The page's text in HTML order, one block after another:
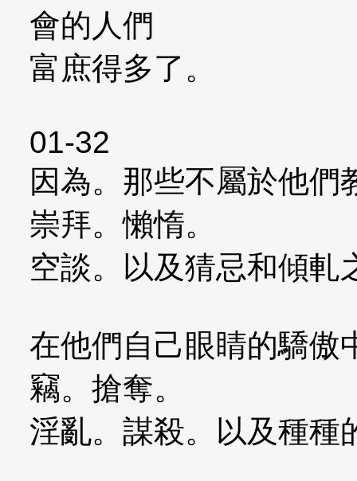
會的人們
富庶得多了。
01-32
因為。那些不屬於他們
崇拜。懶惰。
空談。以及猜忌和傾軋
在他們自己眼睛的驕傲
竊。搶奪。
淫亂。謀殺。以及種種